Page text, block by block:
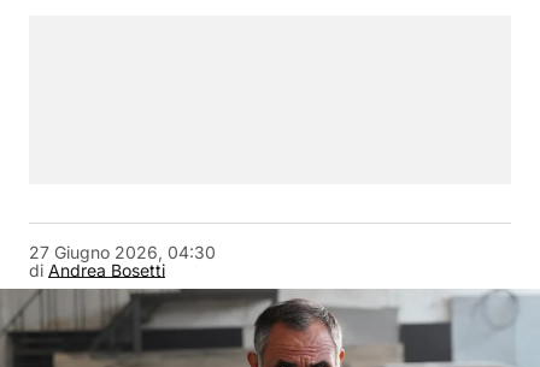
di Andrea Bosetti
27 Giugno 2026, 04:30